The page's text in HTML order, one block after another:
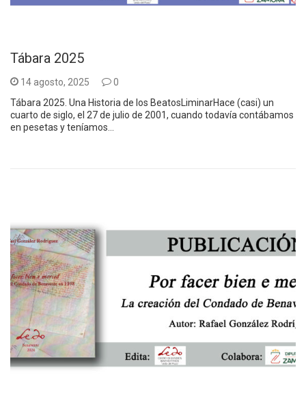
Tábara 2025
14 agosto, 2025
0
Tábara 2025. Una Historia de los BeatosLiminarHace (casi) un
cuarto de siglo, el 27 de julio de 2001, cuando todavía contábamos
en pesetas y teníamos…